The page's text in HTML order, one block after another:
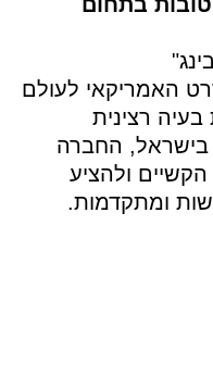
לעולם
רצינית
החברה
ולהציע
ומתקדמות.